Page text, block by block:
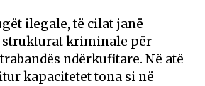
ilegale, të cilat janë
strukturat kriminale për
ndërkufitare. Në atë
kapacitetet tona si në